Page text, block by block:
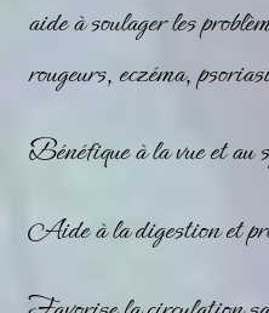
aide à soulager les
rougeurs, eczéma,
Bénéfique à la vue et au
Aide à la digestion et